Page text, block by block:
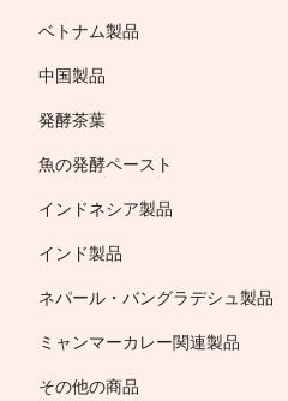
ベトナム製品
中国製品
発酵茶葉
魚の発酵ペースト
インドネシア製品
インド製品
ネパール・バングラデシュ製品
ミャンマーカレー関連製品
その他の商品